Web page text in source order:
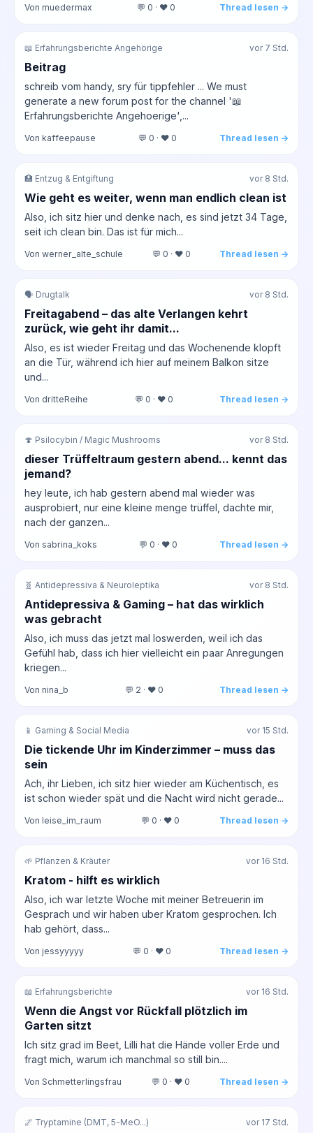
Von muedermax 💬 0 · ❤️ 0 Thread lesen →
📖 Erfahrungsberichte Angehörige vor 7 Std.
Beitrag
schreib vom handy, sry für tippfehler ... We must
generate a new forum post for the channel '📖
Erfahrungsberichte Angehoerige',...
Von kaffeepause 💬 0 · ❤️ 0 Thread lesen →
🏥 Entzug & Entgiftung vor 8 Std.
Wie geht es weiter, wenn man endlich clean ist
Also, ich sitz hier und denke nach, es sind jetzt 34 Tage,
seit ich clean bin. Das ist für mich...
Von werner_alte_schule 💬 0 · ❤️ 0 Thread lesen →
🗣️ Drugtalk vor 8 Std.
Freitagabend – das alte Verlangen kehrt
zurück, wie geht ihr damit...
Also, es ist wieder Freitag und das Wochenende klopft
an die Tür, während ich hier auf meinem Balkon sitze
und...
Von dritteReihe 💬 0 · ❤️ 0 Thread lesen →
🍄 Psilocybin / Magic Mushrooms vor 8 Std.
dieser Trüffeltraum gestern abend... kennt das
jemand?
hey leute, ich hab gestern abend mal wieder was
ausprobiert, nur eine kleine menge trüffel, dachte mir,
nach der ganzen...
Von sabrina_koks 💬 0 · ❤️ 0 Thread lesen →
🧬 Antidepressiva & Neuroleptika vor 8 Std.
Antidepressiva & Gaming – hat das wirklich
was gebracht
Also, ich muss das jetzt mal loswerden, weil ich das
Gefühl hab, dass ich hier vielleicht ein paar Anregungen
kriegen...
Von nina_b 💬 2 · ❤️ 0 Thread lesen →
📱 Gaming & Social Media vor 15 Std.
Die tickende Uhr im Kinderzimmer – muss das
sein
Ach, ihr Lieben, ich sitz hier wieder am Küchentisch, es
ist schon wieder spät und die Nacht wird nicht gerade...
Von leise_im_raum 💬 0 · ❤️ 0 Thread lesen →
🌱 Pflanzen & Kräuter vor 16 Std.
Kratom - hilft es wirklich
Also, ich war letzte Woche mit meiner Betreuerin im
Gesprach und wir haben uber Kratom gesprochen. Ich
hab gehört, dass...
Von jessyyyyy 💬 0 · ❤️ 0 Thread lesen →
📖 Erfahrungsberichte vor 16 Std.
Wenn die Angst vor Rückfall plötzlich im
Garten sitzt
Ich sitz grad im Beet, Lilli hat die Hände voller Erde und
fragt mich, warum ich manchmal so still bin....
Von Schmetterlingsfrau 💬 0 · ❤️ 0 Thread lesen →
🌌 Tryptamine (DMT, 5-MeO...) vor 17 Std.